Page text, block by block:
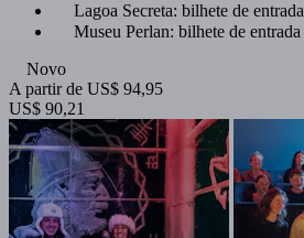
Lagoa Secreta: bilhete de entrada
Museu Perlan: bilhete de entrada
Novo
A partir de US$ 94,95
US$ 90,21